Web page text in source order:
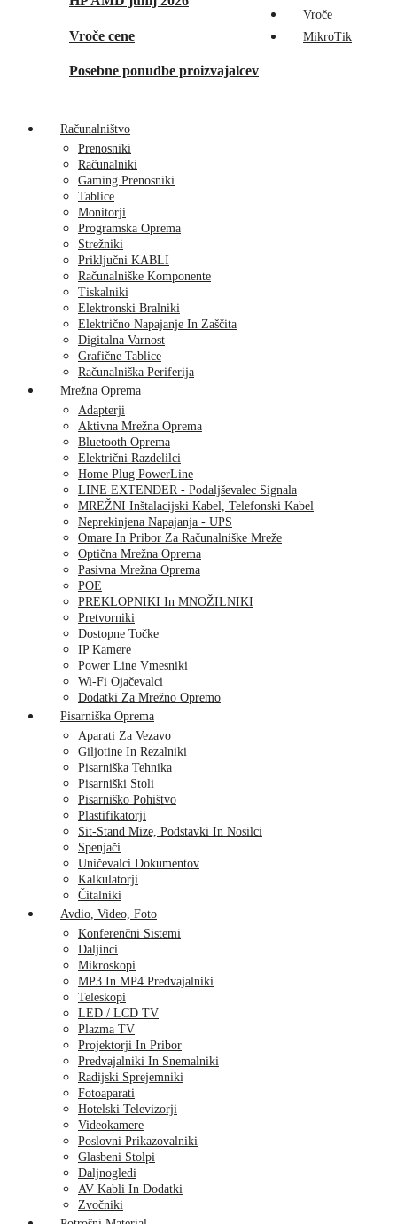
Vroče cene
Posebne ponudbe proizvajalcev
Vroče
MikroTik
Računalništvo
Prenosniki
Računalniki
Gaming Prenosniki
Tablice
Monitorji
Programska Oprema
Strežniki
Priključni KABLI
Računalniške Komponente
Tiskalniki
Elektronski Bralniki
Električno Napajanje In Zaščita
Digitalna Varnost
Grafične Tablice
Računalniška Periferija
Mrežna Oprema
Adapterji
Aktivna Mrežna Oprema
Bluetooth Oprema
Električni Razdelilci
Home Plug PowerLine
LINE EXTENDER - Podaljševalec Signala
MREŽNI Inštalacijski Kabel, Telefonski Kabel
Neprekinjena Napajanja - UPS
Omare In Pribor Za Računalniške Mreže
Optična Mrežna Oprema
Pasivna Mrežna Oprema
POE
PREKLOPNIKI In MNOŽILNIKI
Pretvorniki
Dostopne Točke
IP Kamere
Power Line Vmesniki
Wi-Fi Ojačevalci
Dodatki Za Mrežno Opremo
Pisarniška Oprema
Aparati Za Vezavo
Giljotine In Rezalniki
Pisarniška Tehnika
Pisarniški Stoli
Pisarniško Pohištvo
Plastifikatorji
Sit-Stand Mize, Podstavki In Nosilci
Spenjači
Uničevalci Dokumentov
Kalkulatorji
Čitalniki
Avdio, Video, Foto
Konferenčni Sistemi
Daljinci
Mikroskopi
MP3 In MP4 Predvajalniki
Teleskopi
LED / LCD TV
Plazma TV
Projektorji In Pribor
Predvajalniki In Snemalniki
Radijski Sprejemniki
Fotoaparati
Hotelski Televizorji
Videokamere
Poslovni Prikazovalniki
Glasbeni Stolpi
Daljnogledi
AV Kabli In Dodatki
Zvočniki